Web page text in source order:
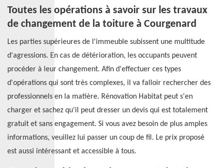
Toutes les opérations à savoir sur les travaux
de changement de la toiture à Courgenard
Les parties supérieures de l'immeuble subissent une multitude
d'agressions. En cas de détérioration, les occupants peuvent
procéder à leur changement. Afin d'effectuer ces types
d'opérations qui sont très complexes, il va falloir rechercher des
professionnels en la matière. Rénovation Habitat peut s'en
charger et sachez qu'il peut dresser un devis qui est totalement
gratuit et sans engagement. Si vous avez besoin de plus amples
informations, veuillez lui passer un coup de fil. Le prix proposé
est aussi intéressant et accessible à tous.